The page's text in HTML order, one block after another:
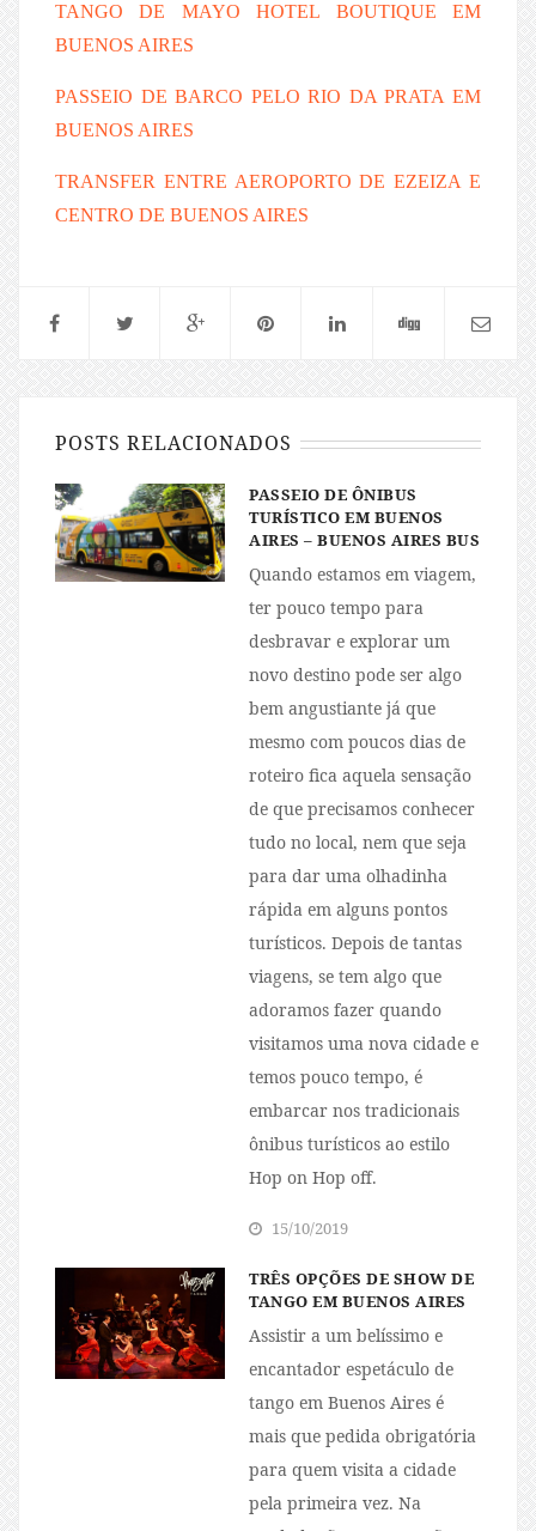
TANGO DE MAYO HOTEL BOUTIQUE EM
BUENOS AIRES
PASSEIO DE BARCO PELO RIO DA PRATA EM
BUENOS AIRES
TRANSFER ENTRE AEROPORTO DE EZEIZA E
CENTRO DE BUENOS AIRES
POSTS RELACIONADOS
PASSEIO DE ÔNIBUS
TURÍSTICO EM BUENOS
AIRES – BUENOS AIRES BUS
Quando estamos em viagem,
ter pouco tempo para
desbravar e explorar um
novo destino pode ser algo
bem angustiante já que
mesmo com poucos dias de
roteiro fica aquela sensação
de que precisamos conhecer
tudo no local, nem que seja
para dar uma olhadinha
rápida em alguns pontos
turísticos. Depois de tantas
viagens, se tem algo que
adoramos fazer quando
visitamos uma nova cidade e
temos pouco tempo, é
embarcar nos tradicionais
ônibus turísticos ao estilo
Hop on Hop off.
15/10/2019
TRÊS OPÇÕES DE SHOW DE
TANGO EM BUENOS AIRES
Assistir a um belíssimo e
encantador espetáculo de
tango em Buenos Aires é
mais que pedida obrigatória
para quem visita a cidade
pela primeira vez. Na